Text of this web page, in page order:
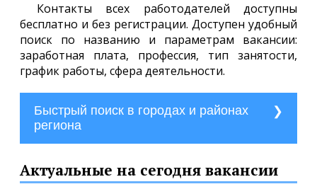
Контакты всех работодателей доступны
бесплатно и без регистрации. Доступен удобный
поиск по названию и параметрам вакансии:
заработная плата, профессия, тип занятости,
график работы, сфера деятельности.
Быстрый поиск в городах и районах
региона
г. Балтийск
Актуальные на сегодня вакансии